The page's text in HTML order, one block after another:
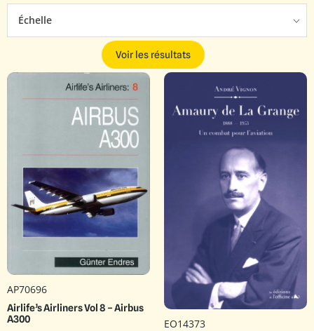
Échelle
Voir les résultats
AP70696
Airlife’s Airliners Vol 8 – Airbus
A300
EO14373